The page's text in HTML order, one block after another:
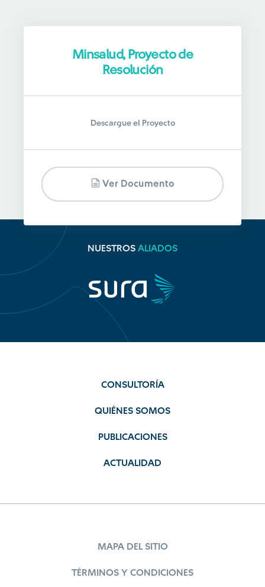
Minsalud, Proyecto de
Resolución
Descargue el Proyecto
Ver Documento
NUESTROS ALIADOS
CONSULTORÍA
QUIÉNES SOMOS
PUBLICACIONES
ACTUALIDAD
MAPA DEL SITIO
TÉRMINOS Y CONDICIONES